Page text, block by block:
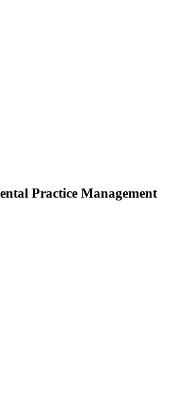
Practice Management